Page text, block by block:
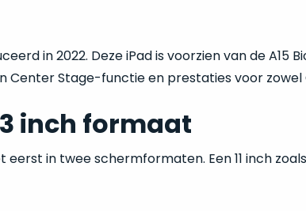
in 2022. Deze iPad is voorzien van de A15
Stage-functie en prestaties voor zowel
inch formaat
in twee schermformaten. Een 11 inch